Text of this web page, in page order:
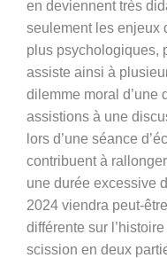
en deviennent très
seulement les enjeux
plus psychologiques,
assiste ainsi à
dilemme moral d’une
assistions à une
lors d’une séance
contribuent à
une durée excessive
2024 viendra peut-
différente sur
scission en deux